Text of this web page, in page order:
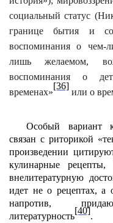
социальный статус
границе бытия и
воспоминания о чем-
лишь желаемом,
воспоминания о
временах»
[36]
или о
Особый вариант
связан с риторикой
произведении
кулинарные
внелитературную
идет не о рецептах, а
напротив,
литературность
[40]
.